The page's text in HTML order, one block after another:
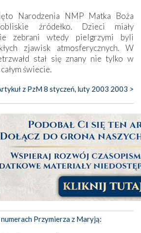
Narodzenia NMP Matka Boża
źródełko. Dzieci miały
zebrani wtedy pielgrzymi byli
zjawisk atmosferycznych. W
stał się znany nie tylko w
świecie.
z PzM 8 styczeń, luty 2003 2003 >
Przymierza z Maryją: